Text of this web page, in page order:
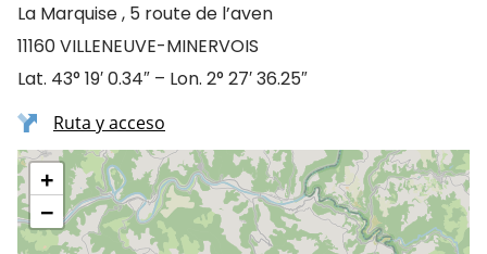
La Marquise , 5 route de l’aven
11160 VILLENEUVE-MINERVOIS
Lat. 43° 19′ 0.34″ – Lon. 2° 27′ 36.25″
Ruta y acceso
+
−